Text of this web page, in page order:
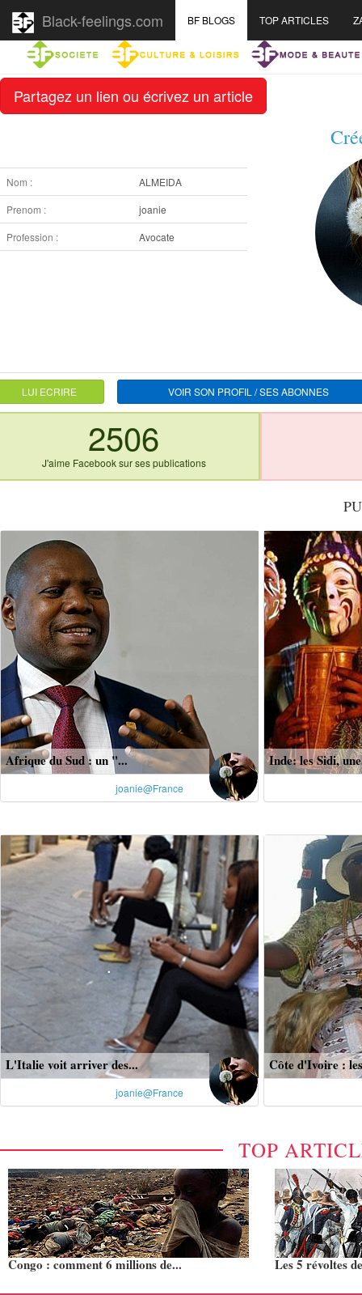
Partagez un lien ou écrivez un article
Black-feelings.com BF BLOGS TOP ARTICLES
Nom :
ALMEIDA
Prenom :
joanie
Profession :
Avocate
LUI ECRIRE VOIR SON PROFIL / SES ABONNES
2506
J'aime Facebook sur ses publications
Afrique du Sud : un "...
joanie@France
Inde: les Sidi,
L'Italie voit arriver des...
joanie@France
Côte d'Ivoire :
TOP
Congo : comment 6 millions de... Les 5 révoltes